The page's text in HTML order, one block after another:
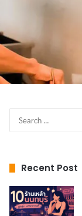
Recent Post